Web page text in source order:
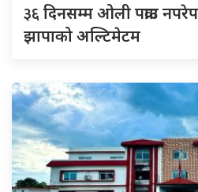
३६दिनसम्म ओली पक्राउ
झापाको अल्टिमेटम